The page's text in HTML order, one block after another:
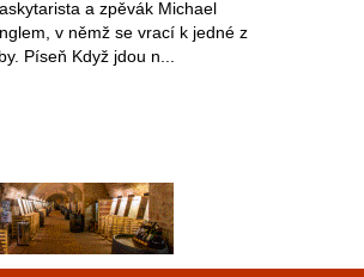
a zpěvák Michael
v němž se vrací k jedné z
Píseň Když jdou n...